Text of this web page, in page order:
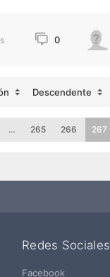
0
Descendente
… 265 266 267
Redes Sociales
Facebook